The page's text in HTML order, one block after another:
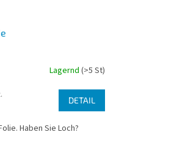
Lagernd (>5 St)
DETAIL
Haben Sie Loch?